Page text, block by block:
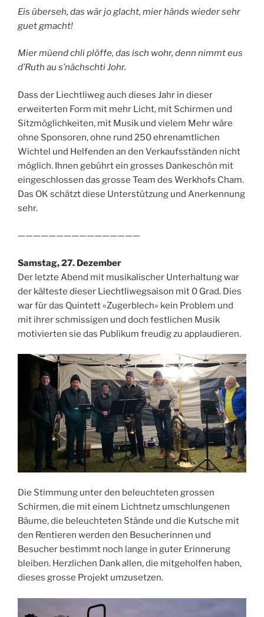
Eis überseh, das wär jo glacht, mier händs wieder sehr
guet gmacht!
Mier müend chli plöffe, das isch wohr, denn nimmt eus
d’Ruth au s’nächschti Johr.
Dass der Liechtliweg auch dieses Jahr in dieser
erweiterten Form mit mehr Licht, mit Schirmen und
Sitzmöglichkeiten, mit Musik und vielem Mehr wäre
ohne Sponsoren, ohne rund 250 ehrenamtlichen
Wichtel und Helfenden an den Verkaufsständen nicht
möglich. Ihnen gebührt ein grosses Dankeschön mit
eingeschlossen das grosse Team des Werkhofs Cham.
Das OK schätzt diese Unterstützung und Anerkennung
sehr.
————————————————
Samstag, 27. Dezember
Der letzte Abend mit musikalischer Unterhaltung war
der kälteste dieser Liechtliwegsaison mit 0 Grad. Dies
war für das Quintett «Zugerblech» kein Problem und
mit ihrer schmissigen und doch festlichen Musik
motivierten sie das Publikum freudig zu applaudieren.
Die Stimmung unter den beleuchteten grossen
Schirmen, die mit einem Lichtnetz umschlungenen
Bäume, die beleuchteten Stände und die Kutsche mit
den Rentieren werden den Besucherinnen und
Besucher bestimmt noch lange in guter Erinnerung
bleiben. Herzlichen Dank allen, die mitgeholfen haben,
dieses grosse Projekt umzusetzen.